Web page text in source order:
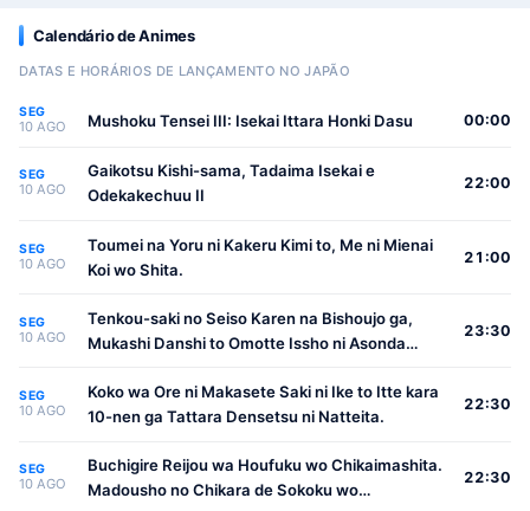
Calendário de Animes
DATAS E HORÁRIOS DE LANÇAMENTO NO JAPÃO
SEG
10 AGO Mushoku Tensei III: Isekai Ittara Honki Dasu 00:00
SEG
10 AGO
Gaikotsu Kishi-sama, Tadaima Isekai e
Odekakechuu II
22:00
SEG
10 AGO
Toumei na Yoru ni Kakeru Kimi to, Me ni Mienai
Koi wo Shita.
21:00
SEG
10 AGO
Tenkou-saki no Seiso Karen na Bishoujo ga,
Mukashi Danshi to Omotte Issho ni Asonda
23:30
SEG
10 AGO
Koko wa Ore ni Makasete Saki ni Ike to Itte kara
10-nen ga Tattara Densetsu ni Natteita.
22:30
SEG
10 AGO
Buchigire Reijou wa Houfuku wo Chikaimashita.
Madousho no Chikara de Sokoku wo
22:30